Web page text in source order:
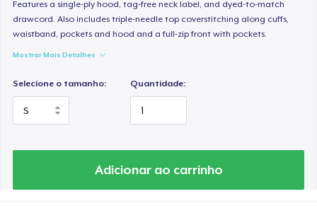
Features a single-ply hood, tag-free neck label, and dyed-to-match
drawcord. Also includes triple-needle top coverstitching along cuffs,
waistband, pockets and hood and a full-zip front with pockets.
Mostrar Mais Detalhes
Selecione o tamanho: Quantidade:
Adicionar ao carrinho
Women's Classic Tee
US$ 23,99
Women's Comfort Tee
Classic Tank Top
Essential Tee